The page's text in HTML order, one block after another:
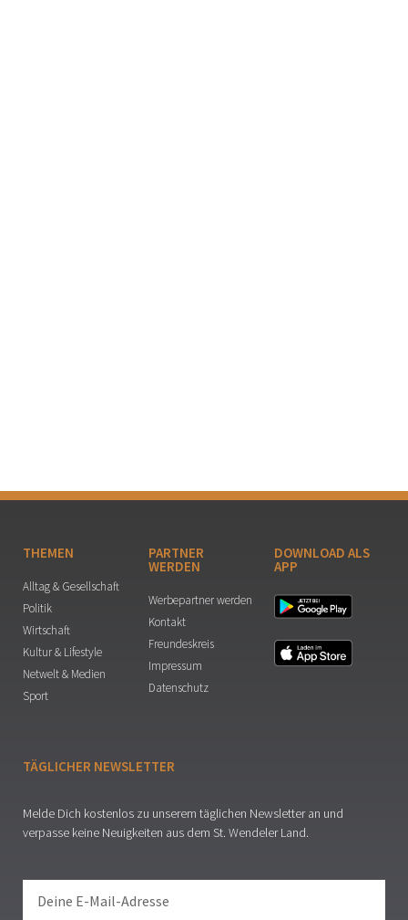
THEMEN
Alltag & Gesellschaft
Politik
Wirtschaft
Kultur & Lifestyle
Netwelt & Medien
Sport
PARTNER
WERDEN
Werbepartner werden
Kontakt
Freundeskreis
Impressum
Datenschutz
DOWNLOAD ALS
APP
TÄGLICHER NEWSLETTER
Melde Dich kostenlos zu unserem täglichen Newsletter an und
verpasse keine Neuigkeiten aus dem St. Wendeler Land.